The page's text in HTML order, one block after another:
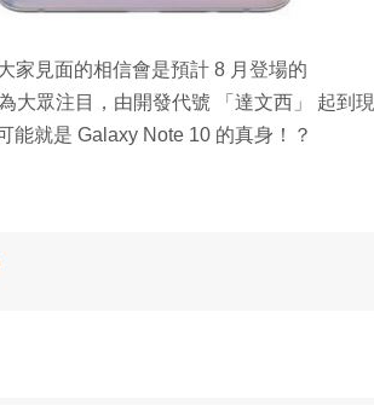
家見面的相信會是預計 8 月登場的
大眾注目，由開發代號 「達文西」 起到現
能就是 Galaxy Note 10 的真身！？